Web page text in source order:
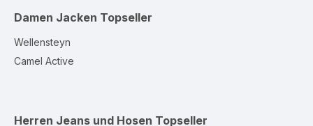
Damen Jacken Topseller
Wellensteyn
Camel Active
Herren Jeans und Hosen Topseller